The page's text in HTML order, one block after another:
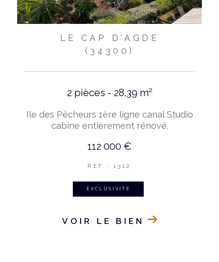
LE CAP D'AGDE
(34300)
2 pièces - 28,39 m²
Ile des Pêcheurs 1ère ligne canal Studio
cabine entièrement rénové.
112 000 €
REF : 1312
EXCLUSIVITÉ
VOIR LE BIEN